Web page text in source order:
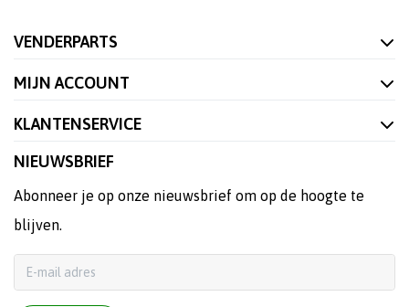
VENDERPARTS
MIJN ACCOUNT
KLANTENSERVICE
NIEUWSBRIEF
Abonneer je op onze nieuwsbrief om op de hoogte te
blijven.